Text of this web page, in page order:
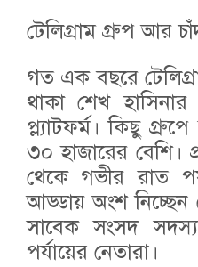
টেলিগ্রাম গ্রুপ আর
গত এক বছরে
থাকা শেখ
প্ল্যাটফর্ম। কিছু
৩০ হাজারের বেশি।
থেকে গভীর রাত
আড্ডায় অংশ নিচ্ছেন
সাবেক সংসদ
পর্যায়ের নেতারা।